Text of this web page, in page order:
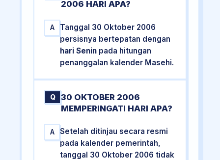
2006 HARI APA?
A
Tanggal 30 Oktober 2006
persisnya bertepatan dengan
hari Senin pada hitungan
penanggalan kalender Masehi.
Q
30 OKTOBER 2006
MEMPERINGATI HARI APA?
A
Setelah ditinjau secara resmi
pada kalender pemerintah,
tanggal 30 Oktober 2006 tidak